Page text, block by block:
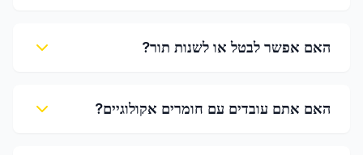
האם אפשר לבטל או לשנות תור?
האם אתם עובדים עם חומרים אקולוגיים?